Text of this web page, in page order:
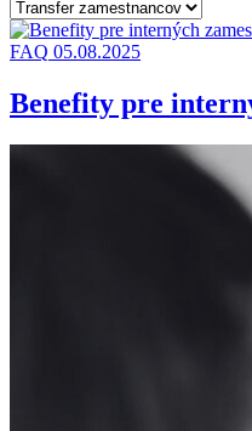
FAQ 05.08.2025
Benefity pre